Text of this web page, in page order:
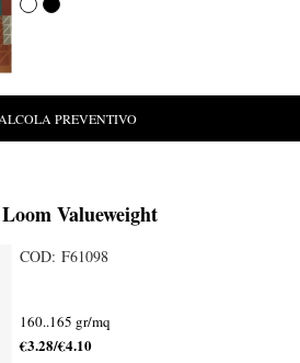
PREVENTIVO
Valueweight
COD: F61098
160..165 gr/mq
€3.28/€4.10